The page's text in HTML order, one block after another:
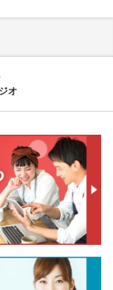
オ